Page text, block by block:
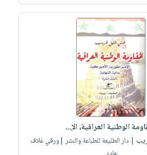
الوطنية العراقية، الإ...
| دار الطليعة للطباعة والنشر |ورقي غلاف